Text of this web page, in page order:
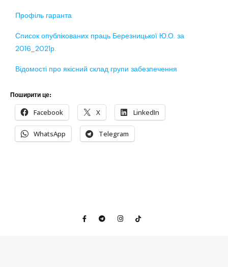
Профіль гаранта
Список опублікованих праць Березницької Ю.О. за
2016_2021р.
Відомості про якісний склад групи забезпечення
Поширити це:
Facebook X LinkedIn
WhatsApp Telegram